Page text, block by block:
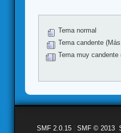
Tema normal
Tema candente
Tema muy
SMF 2.0.15 SMF © 2013